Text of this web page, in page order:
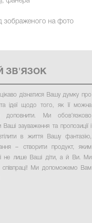
зображеного на фото
ЗВ'ЯЗОК
дізнатися Вашу думку про
ідеї щодо того, як її можна
доповнити. Ми обов’язково
зауваження та пропозиції і
в життя Вашу фантазію,
– створити продукт, яким
не лише Ваші діти, а й Ви. Ми
співпраці! Ми допоможемо Вам